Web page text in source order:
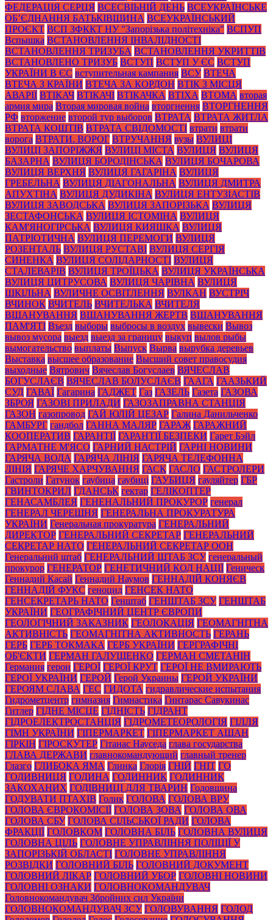
ФЕДЕРАЦІЯ СЕРЦЯ ВСЕСВІЬНІЙ ДЕНЬ ВСЕУКРАЇНСЬКЕ
ОБ’ЄДНАННЯ БАТЬКІВЩИНА ВСЕУКРАЇНСЬКИЙ
ПРОЄКТ ВСП ЗФККТ НУ "Запорізька політехніка" ВСПУП
Вспышка ВСТАНОВЛЕННЯ ІНВАЛІДНОСТІ
ВСТАНОВЛЕННЯ ТРИЗУБА ВСТАНОВЛЕННЯ УКРИТТІВ
ВСТАНОВЛЕНО ТРИЗУБ ВСТУП ВСТУП У ЄС ВСТУП
УКРАЇНИ В ЄС вступительная кампания ВСУ ВТЕЧА
ВТЕЧА З КРАЇНИ ВТЕЧА ЗА КОРДОН ВТІК З МІСЦЯ
АВАРІЇ ВТІКАЧ ВТІКАЧІ ВТІКАЧКА ВТІХА ВТОМА вторая
армия мира Вторая мировая война вторгнення ВТОРГНЕННЯ
РФ вторжение второй тур выборов ВТРАТА ВТРАТА ЖИТЛА
ВТРАТА КОШТІВ ВТРАТА СВІДОМОСТІ втрати втрати
ворога ВТРАТИ. ВОРОГ ВТРУЧАННЯ вузы ВУЛИЦІ
ВУЛИЦІ ЗАПОРІЖЖЯ ВУЛИЦІ МІСТА ВУЛИЦЯ ВУЛИЦЯ
БАЗАРНА ВУЛИЦЯ БОРОДІНСЬКА ВУЛИЦЯ БОЧАРОВА
ВУЛИЦЯ ВЕРХНЯ ВУЛИЦЯ ГАГАРІНА ВУЛИЦЯ
ГРЕБЕЛЬНА ВУЛИЦЯ ДІАГОНАЛЬНА ВУЛИЦЯ ДМИТРА
АПУХТІНА ВУЛИЦЯ ДУДИКІНА ВУЛИЦЯ ЕНТУЗІАСТІВ
ВУЛИЦЯ ЗАВОДСЬКА ВУЛИЦЯ ЗАПОРІЗЬКА ВУЛИЦЯ
ЗЕСТАФОНСЬКА ВУЛИЦЯ ІСТОМІНА ВУЛИЦЯ
КАМ'ЯНОГІРСЬКА ВУЛИЦЯ КИЯШКА ВУЛИЦЯ
ПАТРІОТИЧНА ВУЛИЦЯ ПЕРЕМОГИ ВУЛИЦЯ
РОЗЕНТАЛЬ ВУЛИЦЯ РУСТАВІ ВУЛИЦЯ СЕРГІЯ
СИНЕНКА ВУЛИЦЯ СОЛІДАРНОСТІ ВУЛИЦЯ
СТАЛЕВАРІВ ВУЛИЦЯ ТРОЇЦЬКА ВУЛИЦЯ УКРАЇНСЬКА
ВУЛИЦЯ ЦИТРУСОВА ВУЛИЦЯ ЧАРІВНА ВУЛИЦЯ
ШКІЛЬНА ВУЛИЧНЕ ОСВІТЛЕННЯ ВУЛКАН ВУСТРІЧ
ВЧИНОК ВЧИТЕЛЬ ВЧИТЕЛЬКА ВЧИТЕЛЯ
ВШАНУВАННЯ ВШАНУВАННЯ ЖЕРТВ ВШАНУВАННЯ
ПАМ'ЯТІ Въезд выборы выбросы в воздух вывески Вывоз
вывоз мусора выезд выезд за границу выкуп вылов рыбы
вымогательство выплаты Выпуск Вырва вырубка деревьев
Выставка высшее образование Высший совет правосудия
выходные Вятрович Вячеслав Богуслаев ВЯЧЕСЛАВ
БОГУСЛАЄВ ВЯЧЕСЛАВ БОЛУСЛАЄВ ГААГА ГААЗЬКИЙ
СУД ГАВАЇ Гагарина ГАДЖЕТ Газ ГАЗЕЛЬ Газета ГАЗОВА
ЗБРОЯ ГАЗОВІ ПРИЛАДИ ГАЗОЗАПРАВНА СТАНЦІЯ
ГАЗОН газопровод ГАЙ ЮЛІЙ ЦЕЗАР Галина Данильченко
ГАМБУРГ гандбол ГАННА МАЛЯР ГАРАЖ ГАРАЖНИЙ
КООПЕРАТИВ ГАРАНТІЇ ГАРАНТІЇ БЕЗПЕКИ Гарет Бэйл
ГАРМАТНЕ М'ЯСО ГАРНИЙ НАСТРІЙ ГАРНІ НОВИНИ
ГАРЯЧА ВОДА ГАРЯЧА ЛІНІЯ ГАРЯЧА ТЕЛЕФОННА
ЛІНІЯ ГАРЯЧЕ ХАРЧУВАННЯ ГАСК ГАСЛО ГАСТРОЛЕРИ
Гастроли Гатунок гаубица гаубиці ГАУБИЦЯ гауляйтер ГБР
ГВИНТОКРИЛ ГДАНСЬК гектар ГЕЛІКОПТЕР
ГЕНАСАМБЛЕЯ ГЕНЕНАЛЬНИЙ ПРОКУРОР генерал
ГЕНЕРАЛ ЧЕРЕШНЯ ГЕНЕРАЛЬНА ПРОКУРАТУРА
УКРАЇНИ Генеральная прокуратура ГЕНЕРАЛЬНИЙ
ДИРЕКТОР ГЕНЕРАЛЬНИЙ СЕКРЕТАР ГЕНЕРАЛЬНИЙ
СЕКРЕТАР НАТО ГЕНЕРАЛЬНИЙ СЕКРЕТАР ООН
Генеральний штаб ГЕНЕРАЛЬНИЙ ШТАБ ЗСУ генеральный
прокурор ГЕНЕРАТОР ГЕНЕТИЧНИЙ КОД НАЦІЇ Геническ
Геннадий Касай Геннадий Наумов ГЕННАДІЙ КОНЯЄВ
ГЕННАДІЙ ФУКС геноцид ГЕНСЕК НАТО
ГЕНСЕКРЕТАРЬ НАТО Генштаб ГЕНШТАБ ЗСУ ГЕНШТАБ
УКРАЇНИ ГЕОГРАФІЧНИЙ ЦЕНТР ЄВРОПИ
ГЕОЛОГІЧНИЙ ЗАКАЗНИК ГЕОЛОКАЦІЯ ГЕОМАГНІТНА
АКТИВНІСТЬ ГЕОМАГНІТНА АКТИВНОСТЬ ГЕРАНЬ
ГЕРБ ГЕРБ ТОКМАКА ГЕРБ УКРАЇНИ ГЕРГРАФІЧНІ
ОБ'ЄКТИ ГЕРМАН ГАЛУЩЕНКО ГЕРМАН СМЕТАНІН
Германия герои ГЕРОЇ ГЕРОЇ КРУТ ГЕРОЇ НЕ ВМИРАЮТЬ
ГЕРОЇ УКРАЇНИ ГЕРОЙ Герой Украины ГЕРОЙ УКРАЇНИ
ГЕРОЯМ СЛАВА ГЕС ГИДОТА гидравлические испытания
Гидрометцентр гимназия Гимнастика Гинтарас Савукинас
Гитлер ГІДНЕ МІСЦЕ ГІДНІСТЬ ГІДРАНТ
ГІДРОЕЛЕКТРОСТАНЦІЯ ГІДРОМЕТЕОРОЛОГІЯ ГІЛЛЯ
ГІМН УКРАЇНИ ГІПЕРМАРКЕТ ГІПЕРМАРКЕТ АШАН
ГІРКІН ГІРОСКУТЕР Гітанас Науседа глава государства
ГЛАВА ДЕРЖАВИ главнокомандующий главный тренер
Глазго ГЛИБОКА ЯМА Глинка Глорія ГНІЙ ГНІТ ГО
ГОДИВНИЦЯ ГОДИНА ГОДИННИК ГОДИННИК
ЗАКОХАНИХ ГОДІВНИЦІ ДЛЯ ТВАРИН Годовщина
ГОДУВАТИ ПТАХІВ Голик ГОЛОВА ГОЛОВА ВРУ
ГОЛОВА ЄВРОКОМІСІЇ ГОЛОВА ЗОВА ГОЛОВА ОВА
ГОЛОВА СБУ ГОЛОВА СІЛЬСЬКОЇ РАДИ ГОЛОВА
ФРАКЦІЇ ГОЛОВКОМ ГОЛОВНА БІЛЬ ГОЛОВНА ВУЛИЦЯ
ГОЛОВНА ЦІЛЬ ГОЛОВНЕ УПРАВЛІННЯ ПОЛІЦІЇ У
ЗАПОРІЗЬКІЙ ОБЛАСТІ ГОЛОВНЕ УПРАВЛІННЯ
РОЗВІДКИ ГОЛОВНИЙ БІЛЬ ГОЛОВНИЙ ДОКУМЕНТ
ГОЛОВНИЙ ЛІКАР ГОЛОВНИЙ УБОР ГОЛОВНІ НОВИНИ
ГОЛОВНІ ОЗНАКИ ГОЛОВНОКОМАНДУВАЧ
Головнокомандувач Збройних сил України
ГОЛОВНОКОМАНДУВАЧ ЗСУ ГОЛОВУВАННЯ ГОЛОД